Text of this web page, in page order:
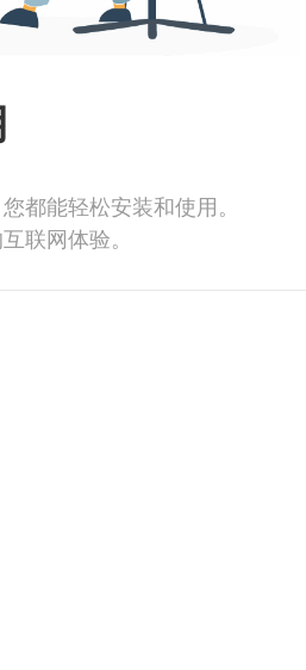
都能轻松安装和使用。
联网体验。